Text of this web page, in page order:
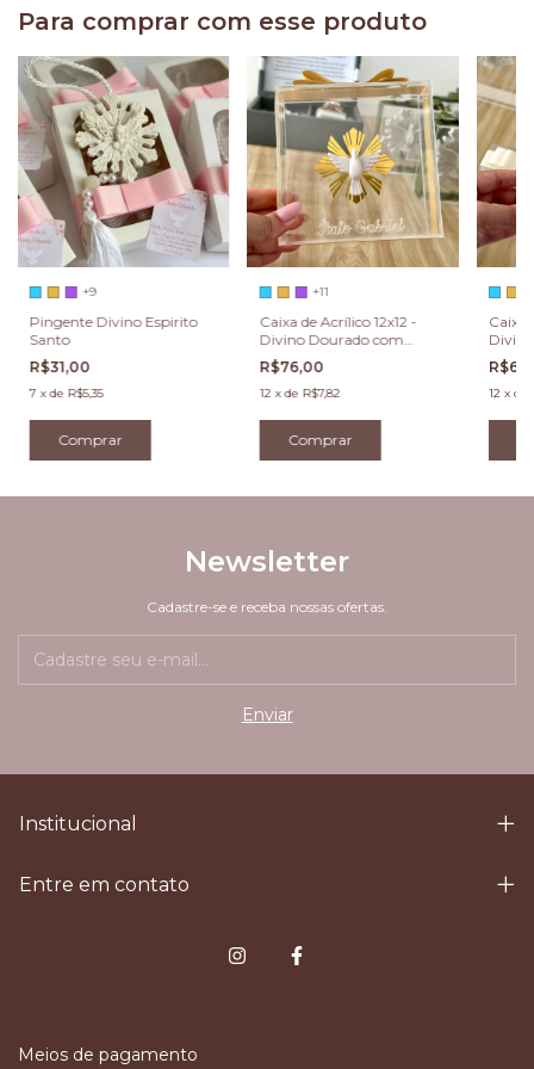
Para comprar com esse produto
+9
Pingente Divino Espirito
Santo
R$31,00
7 xde R$5,35
Comprar
+11
Caixa de Acrílico 12x12 -
Divino Dourado com
gravação
R$76,00
12 xde R$7,82
Comprar
Caixa
12 x de
Newsletter
Cadastre-se e receba nossas ofertas.
Institucional
Entre em contato
Meios de pagamento